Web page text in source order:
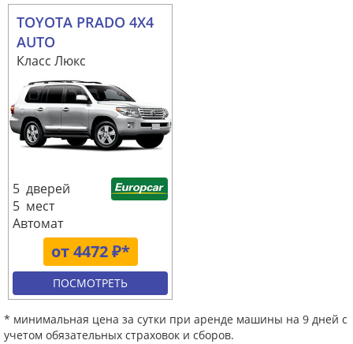
TOYOTA PRADO 4X4
AUTO
Класс Люкс
от 4472 ₽*
5 дверей
5 мест
Автомат
ПОСМОТРЕТЬ
* минимальная цена за сутки при аренде машины на 9 дней с
учетом обязательных страховок и сборов.